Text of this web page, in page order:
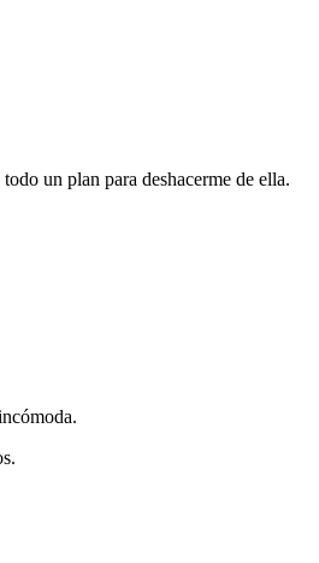
un plan para deshacerme de ella.